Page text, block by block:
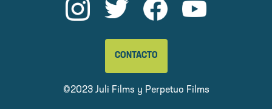
CONTACTO
©2023 Juli Films y Perpetuo Films